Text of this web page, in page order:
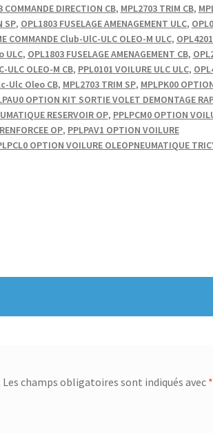
COMMANDE DIRECTION CB, MPL2703 TRIM CB,
SP, OPL1803 FUSELAGE AMENAGEMENT ULC,
COMMANDE Club-UlC-ULC OLEO-M ULC,
ULC, OPL1803 FUSELAGE AMENAGEMENT CB,
ULC OLEO-M CB, PPL0101 VOILURE ULC ULC,
Ulc Oleo CB, MPL2703 TRIM SP, MPLPK00
OPTION KIT SORTIE VOLET DEMONTAGE
RESERVOIR OP, PPLPCM0 OPTION
OP, PPLPAV1 OPTION VOILURE
OPTION VOILURE OLEOPNEUMATIQUE
Les champs obligatoires sont indiqués avec *